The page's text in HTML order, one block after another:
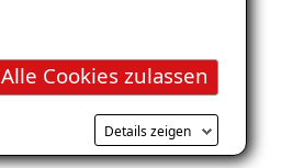
Alle Cookies zulassen
Details zeigen